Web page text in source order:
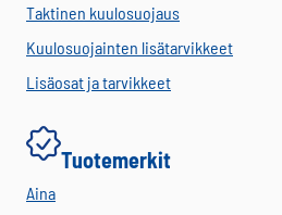
Taktinen kuulosuojaus
Kuulosuojainten lisätarvikkeet
Lisäosat ja tarvikkeet
Tuotemerkit
Aina